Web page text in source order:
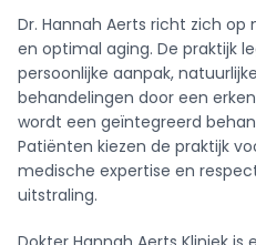
Dr. Hannah Aerts richt zich
en optimal aging. De praktijk
persoonlijke aanpak,
behandelingen door een
wordt een geïntegreerd
Patiënten kiezen de praktijk
medische expertise en
uitstraling.